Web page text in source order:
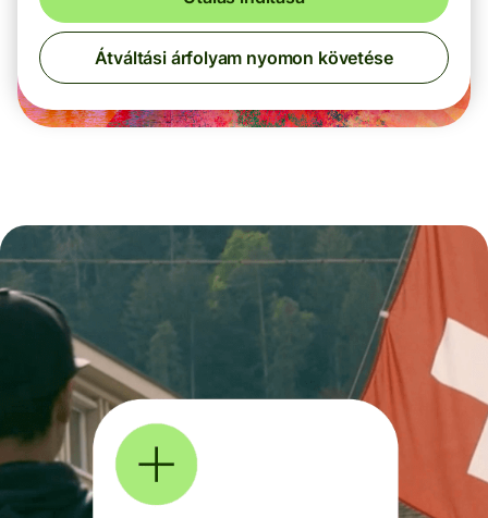
Átváltási árfolyam nyomon követése